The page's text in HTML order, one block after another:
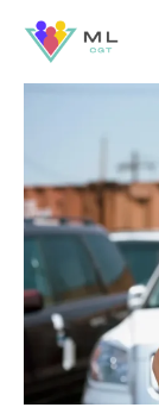
Aller
contenu